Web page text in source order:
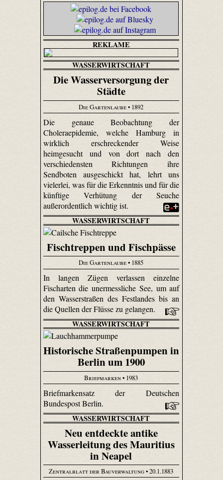
REKLAME
WASSERWIRTSCHAFT
Die Wasserversorgung der
Städte
Die Gartenlaube• 1892
Die genaue Beobachtung der
Choleraepidemie, welche Hamburg in
wirklich erschreckender Weise
heimgesucht und von dort nach den
verschiedensten Richtungen ihre
Sendboten ausgeschickt hat, lehrt uns
vielerlei, was für die Erkenntnis und für die
künftige Verhütung der Seuche
außerordentlich wichtig ist.
WASSERWIRTSCHAFT
Fischtreppen und Fischpässe
Die Gartenlaube• 1885
In langen Zügen verlassen einzelne
Fischarten die unermessliche See, um auf
den Wasserstraßen des Festlandes bis an
die Quellen der Flüsse zu gelangen.
WASSERWIRTSCHAFT
Historische Straßenpumpen in
Berlin um 1900
Briefmarken• 1983
Briefmarkensatz der Deutschen
Bundespost Berlin.
WASSERWIRTSCHAFT
Neu entdeckte antike
Wasserleitung des Mauritius
in Neapel
Zentralblatt der Bauverwaltung• 20.1.1883